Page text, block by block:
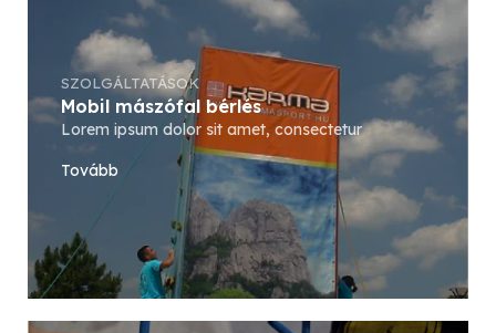
SZOLGÁLTATÁSOK
Mobil mászófal bérlés
Lorem ipsum dolor sit amet, consectetur
Tovább